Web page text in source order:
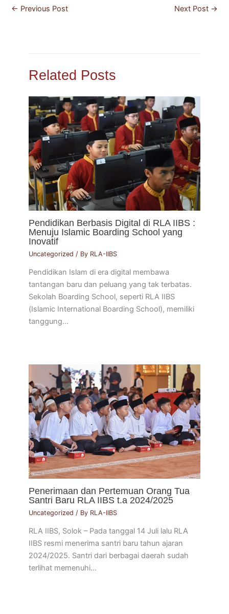
← Previous Post Next Post →
Related Posts
Pendidikan Berbasis Digital di RLA IIBS :
Menuju Islamic Boarding School yang
Inovatif
Uncategorized / By RLA-IIBS
Pendidikan Islam di era digital membawa
tantangan baru dan peluang yang tak terbatas.
Sekolah Boarding School, seperti RLA IIBS
(Islamic International Boarding School), memiliki
tanggung…
Penerimaan dan Pertemuan Orang Tua
Santri Baru RLA IIBS t.a 2024/2025
Uncategorized / By RLA-IIBS
RLA IIBS, Solok – Pada tanggal 14 Juli lalu RLA
IIBS resmi menerima santri baru tahun ajaran
2024/2025. Santri dari berbagai daerah sudah
terlihat memenuhi…